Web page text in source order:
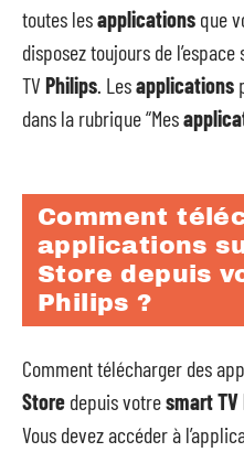
toutes lesapplications que
disposez toujours de
TV Philips . Lesapplications
dans la rubrique “Mes
Comment
applications
Store depuis
Philips ?
Comment télécharger des
Store depuis votresmart TV
Vous devez accéder à